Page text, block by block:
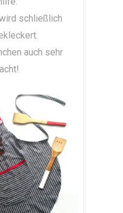
schließlich
auch sehr